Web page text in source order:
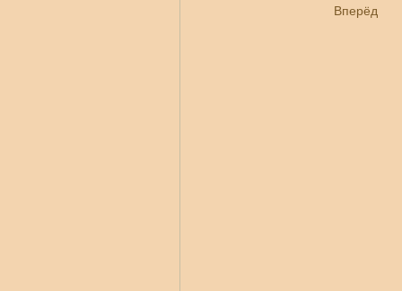
Вперёд